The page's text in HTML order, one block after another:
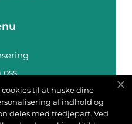
oss
oss
cookies til at huske dine
af indhold og
deles med tredjepart. Ved